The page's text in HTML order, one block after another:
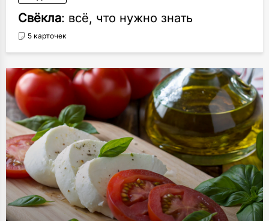
Свёкла: всё, что нужно знать
5 карточек